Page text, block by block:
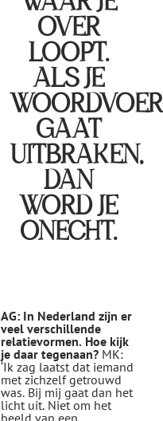
OVER
LOOPT.
ALS JE
GAAT
UITBRAKEN,
DAN
WORD JE
ONECHT.
AG: In Nederland zijn er
veel verschillende
relatievormen. Hoe kijk
je daar tegenaan?MK:
‘Ik zag laatst dat iemand
met zichzelf getrouwd
was. Bij mij gaat dan het
licht uit. Niet om het
beeld van een